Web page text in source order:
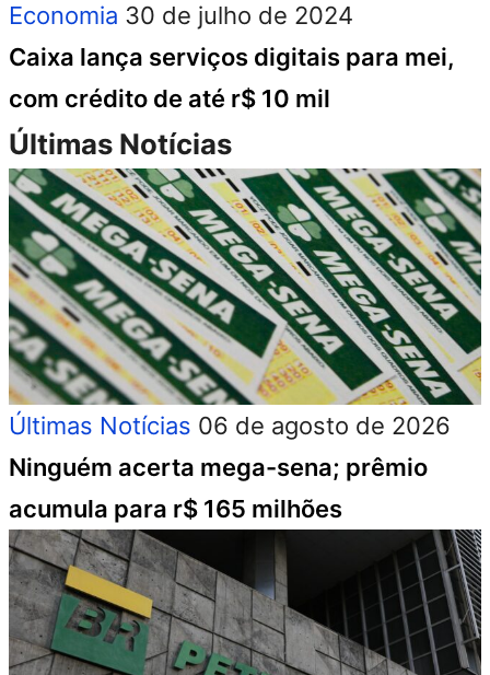
Economia 30 de julho de 2024
Caixa lança serviços digitais para mei,
com crédito de até r$ 10 mil
Últimas Notícias
Últimas Notícias 06 de agosto de 2026
Ninguém acerta mega-sena; prêmio
acumula para r$ 165 milhões